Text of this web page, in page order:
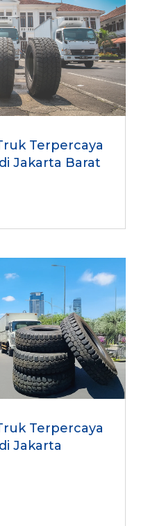
Terpercaya
Jakarta Barat
Terpercaya
Jakarta